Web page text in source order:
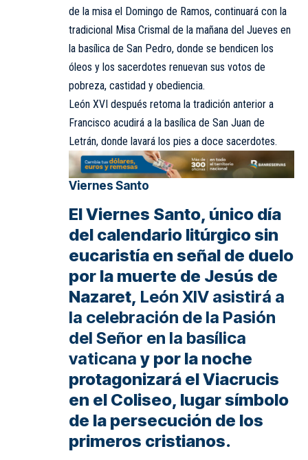
de la misa el Domingo de Ramos, continuará con la
tradicional Misa Crismal de la mañana del Jueves en
la basílica de San Pedro, donde se bendicen los
óleos y los sacerdotes renuevan sus votos de
pobreza, castidad y obediencia.
León XVI después retoma la tradición anterior a
Francisco acudirá a la basílica de San Juan de
Letrán, donde lavará los pies a doce sacerdotes.
Viernes Santo
El Viernes Santo, único día
del calendario litúrgico sin
eucaristía en señal de duelo
por la muerte de Jesús de
Nazaret, León XIV asistirá a
la celebración de la Pasión
del Señor en la basílica
vaticana y por la noche
protagonizará el Viacrucis
en el Coliseo, lugar símbolo
de la persecución de los
primeros cristianos.